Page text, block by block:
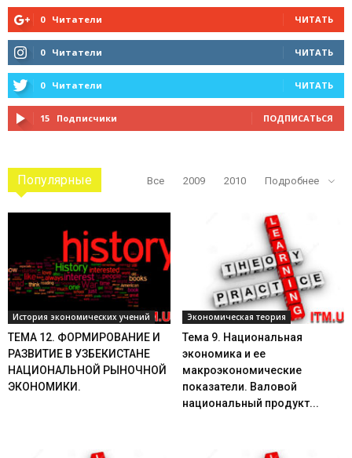
0 Читатели ЧИТАТЬ
0 Читатели ЧИТАТЬ
0 Читатели ЧИТАТЬ
15 Подписчики ПОДПИСАТЬСЯ
Популярные Все 2009 2010 Подробнее
История экономических учений
ТЕМА 12. ФОРМИРОВАНИЕ И
РАЗВИТИЕ В УЗБЕКИСТАНЕ
НАЦИОНАЛЬНОЙ РЫНОЧНОЙ
ЭКОНОМИКИ.
Экономическая теория
Тема 9. Национальная
экономика и ее
макроэкономические
показатели. Валовой
национальный продукт...